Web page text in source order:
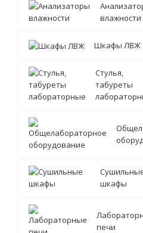
влажности
Шкафы ЛВЖ
Стулья,
табуреты
шкафы
печи